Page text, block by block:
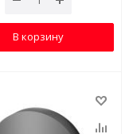
В корзину